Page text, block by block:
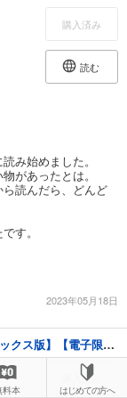
購入済み
読む
み始めました。
があったとは。
読んだら、どんど
す。
2023年05月18日
運命論者の恋愛マニュアル【コミックス版】【電子限定描き下ろし漫画付き】
購入済み
料本 はじめての方へ